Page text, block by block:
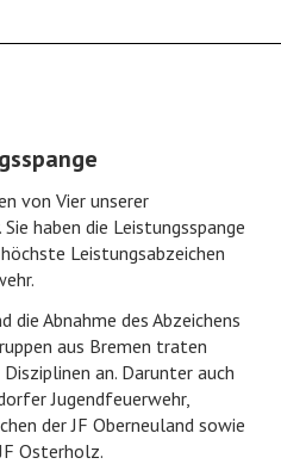
von Vier unserer
haben die Leistungsspange
Leistungsabzeichen
Abnahme des Abzeichens
aus Bremen traten
an. Darunter auch
Jugendfeuerwehr,
der JF Oberneuland sowie
Osterholz.